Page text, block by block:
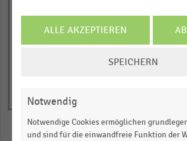
(absolut).
Range:
interactiveALLE AKZEPTIEREN
SPEICHERN
Notwendig
Notwendige Cookies ermöglichen
und sind für die einwandfreie Funktion der